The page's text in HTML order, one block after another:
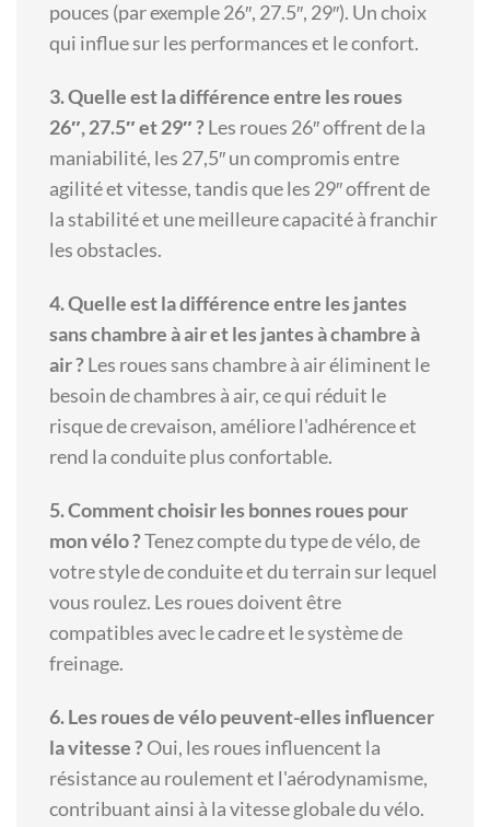
pouces (par exemple 26″, 27.5″, 29″). Un choix
qui influe sur les performances et le confort.
3. Quelle est la différence entre les roues
26″, 27.5″ et 29″ ? Les roues 26″ offrent de la
maniabilité, les 27,5″ un compromis entre
agilité et vitesse, tandis que les 29″ offrent de
la stabilité et une meilleure capacité à franchir
les obstacles.
4. Quelle est la différence entre les jantes
sans chambre à air et les jantes à chambre à
air ? Les roues sans chambre à air éliminent le
besoin de chambres à air, ce qui réduit le
risque de crevaison, améliore l'adhérence et
rend la conduite plus confortable.
5. Comment choisir les bonnes roues pour
mon vélo ?Tenez compte du type de vélo, de
votre style de conduite et du terrain sur lequel
vous roulez. Les roues doivent être
compatibles avec le cadre et le système de
freinage.
6. Les roues de vélo peuvent-elles influencer
la vitesse ? Oui, les roues influencent la
résistance au roulement et l'aérodynamisme,
contribuant ainsi à la vitesse globale du vélo.